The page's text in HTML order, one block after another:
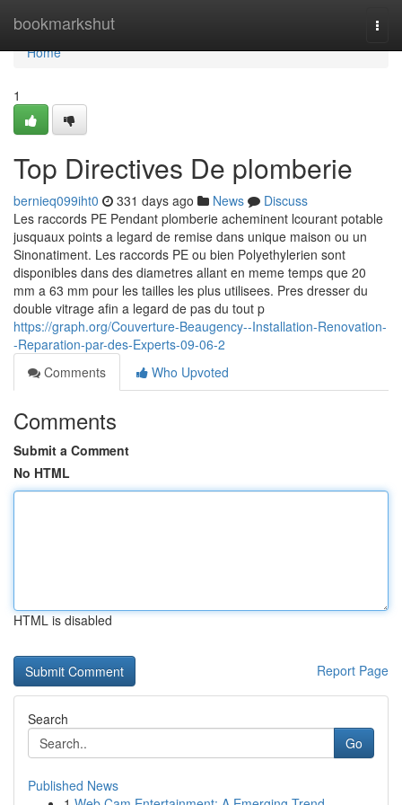
bookmarkshut
Home
Home
1
Top Directives De plomberie
bernieq099iht0 331 days ago News
Discuss
Les raccords PE Pendant plomberie acheminent lcourant potable
jusquaux points a legard de remise dans unique maison ou un
Sinonatiment. Les raccords PE ou bien Polyethylerien sont
disponibles dans des diametres allant en meme temps que 20
mm a 63 mm pour les tailles les plus utilisees. Pres dresser du
double vitrage afin a legard de pas du tout p
https://graph.org/Couverture-Beaugency--Installation-Renovation-
-Reparation-par-des-Experts-09-06-2
Comments
Who Upvoted
Comments
Submit a Comment
No HTML
HTML is disabled
Report Page
Search
Go
Published News